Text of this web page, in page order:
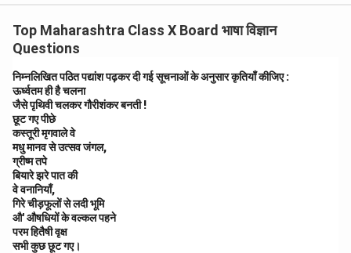
Top Maharashtra Class X Board भाषा विज्ञान
Questions
निम्नलिखित पठित पद्यांश पढ़कर दी गई सूचनाओं के अनुसार कृतियाँ कीजिए :
ऊर्ध्वतम ही है चलना
जैसे पृथिवी चलकर गौरीशंकर बनती !
छूट गए पीछे
कस्तूरी मृगवाले वे
मधु मानव से उत्सव जंगल,
ग्रीष्म तपे
बियारे झरे पात की
वे वनानियाँ,
गिरे चीड़फूलों से लदी भूमि
औ' औषधियों के वल्कल पहने
परम हितैषी वृक्ष
सभी कुछ छूट गए।